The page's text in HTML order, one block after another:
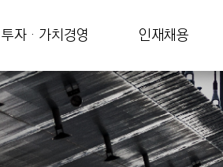
투자 · 가치경영 인재채용